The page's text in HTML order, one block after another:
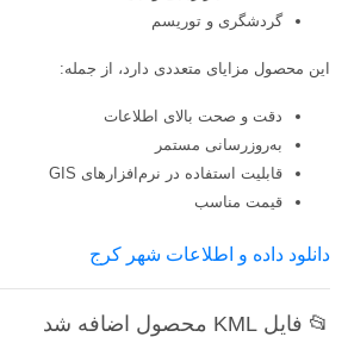
گردشگری و توریسم
این محصول مزایای متعددی دارد، از جمله:
دقت و صحت بالای اطلاعات
به‌روزرسانی مستمر
قابلیت استفاده در نرم‌افزارهای GIS
قیمت مناسب
دانلود داده و اطلاعات شهر كرج
📂 فایل KML محصول اضافه شد